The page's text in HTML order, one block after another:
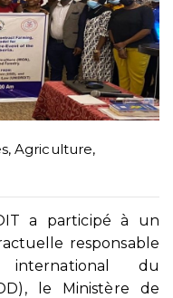
,Agriculture,
a participé à un
responsable
du
le Ministère de